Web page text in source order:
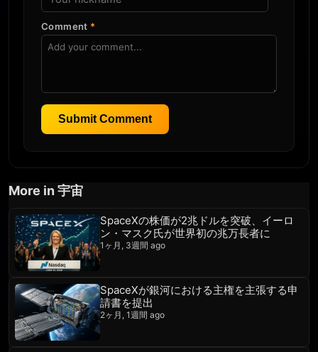
Comment *
Submit Comment
More in 宇宙
SpaceXの株価が2兆ドルを突破、イーロ
ン・マスク氏が世界初の兆万長者に
1ヶ月, 3週間 ago
SpaceXが銀河における主権を主張する申
請書を提出
2ヶ月, 1週間 ago